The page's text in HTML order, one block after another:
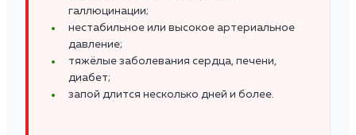
галлюцинации;
нестабильное или высокое артериальное
давление;
тяжёлые заболевания сердца, печени,
диабет;
запой длится несколько дней и более.